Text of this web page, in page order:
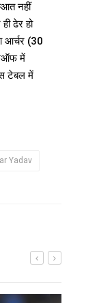
नहीं
ढेर हो
आर्चर (30
में
टेबल में
Yadav